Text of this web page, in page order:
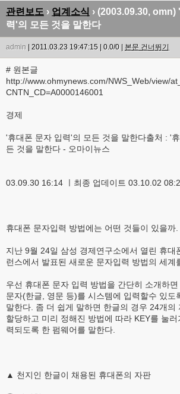
관련보도 › 업계소식 › (2003.09.30, omn)
력'의 모든 것을 말한다
admin | 2011.03.23 19:47:15 | 0.0/0 | 본문 건너뛰기
# 원본글
http://www.ohmynews.com/NWS_Web/view/
CNTN_CD=A0000146001
경제
'휴대폰 문자 입력'의 모든 것을 말한다출처 : '
든 것을 말한다 - 오마이뉴스
03.09.30 16:14 ㅣ최종 업데이트 03.10.02
휴대폰 문자입력 방법에는 어떤 것들이 있을까.
지난 9월 24일 삼성 경제연구소에서 열린 휴대
런스에서 발표된 새로운 문자입력 방법의 세계
우선 휴대폰 문자 입력 방법을 간단히 소개하
문자(한글, 영문 등)를 시스템에 입력할수 있도
말한다. 좀 더 쉽게 말하면 한글의 경우 24개의
할당하고 미리 정해진 방법에 따라 KEY를 눌
력되도록 한 펌웨어를 말한다.
▲ 천지인 한글이 채용된 휴대폰의 자판